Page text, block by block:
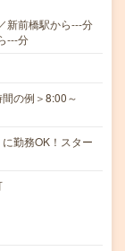
新前橋駅から---分
---分
の例＞8:00～
勤務OK！スター